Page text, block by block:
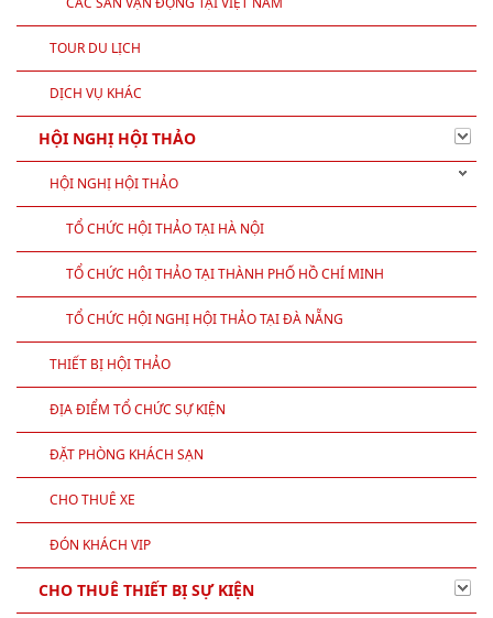
TOUR DU LỊCH
DỊCH VỤ KHÁC
HỘI NGHỊ HỘI THẢO
HỘI NGHỊ HỘI THẢO
TỔ CHỨC HỘI THẢO TẠI HÀ NỘI
TỔ CHỨC HỘI THẢO TẠI THÀNH PHỐ HỒ CHÍ MINH
TỔ CHỨC HỘI NGHỊ HỘI THẢO TẠI ĐÀ NẴNG
THIẾT BỊ HỘI THẢO
ĐỊA ĐIỂM TỔ CHỨC SỰ KIỆN
ĐẶT PHÒNG KHÁCH SẠN
CHO THUÊ XE
ĐÓN KHÁCH VIP
CHO THUÊ THIẾT BỊ SỰ KIỆN